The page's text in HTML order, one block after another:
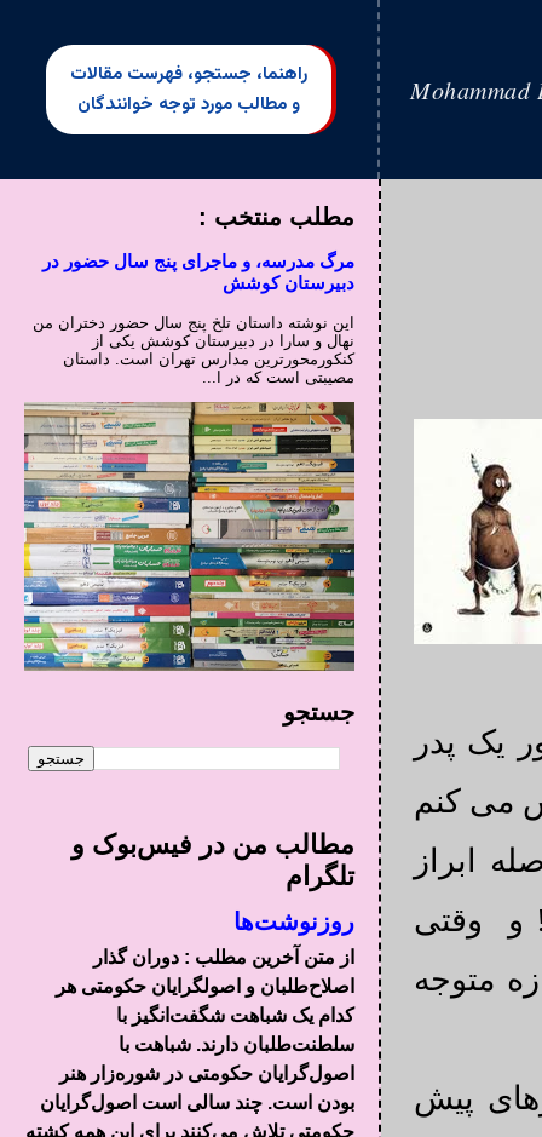
راهنما، جستجو، فهرست مقالات
و مطالب مورد توجه خوانندگان
یک پدر
می کنم
ابراز
و وقتی
متوجه
پیش
مطلب منتخب :
مرگ مدرسه، و ماجرای پنج سال حضور در
دبیرستان کوشش
این نوشته داستان تلخ پنج سال حضور دختران من
نهال و سارا در دبیرستان کوشش یکی از
کنکورمحورترین مدارس تهران است. داستان
مصیبتی است که در ا...
جستجو
مطالب من در فیس‌بوک و
تلگرام
روزنوشت‌ها
از متن آخرین مطلب : دوران گذار
اصلاح‌طلبان و اصولگرایان حکومتی هر
کدام یک شباهت شگفت‌انگیز با
سلطنت‌طلبان دارند. شباهت با
اصول‌گرایان حکومتی در شوره‌زار هنر
بودن است. چند سالی است اصول‌گرایان
حکومتی تلاش می‌کنند برای این همه کشته